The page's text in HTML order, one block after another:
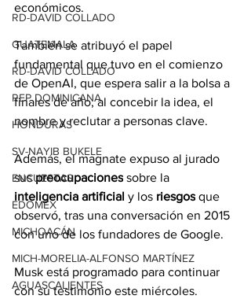
RD-DAVID COLLADO
GUATEMALA
RD-DAVID COLLADO
REP DOMINICANA
HONDURAS
SV-NAYIB BUKELE
ENCUESTAS
EDOMEX
MICHOACÁN
MICH-MORELIA-ALFONSO MARTÍNEZ
AGUASCALIENTES
económicos.
También se atribuyó el papel
fundamental que tuvo en el comienzo
de OpenAI, que espera salir a la bolsa a
finales de año, al concebir la idea, el
nombre y reclutar a personas clave.
Además, el magnate expuso al jurado
sus preocupaciones sobre la
inteligencia artificial y los riesgos que
observó, tras una conversación en 2015
con uno de los fundadores de Google.
Musk está programado para continuar
con su testimonio este miércoles.